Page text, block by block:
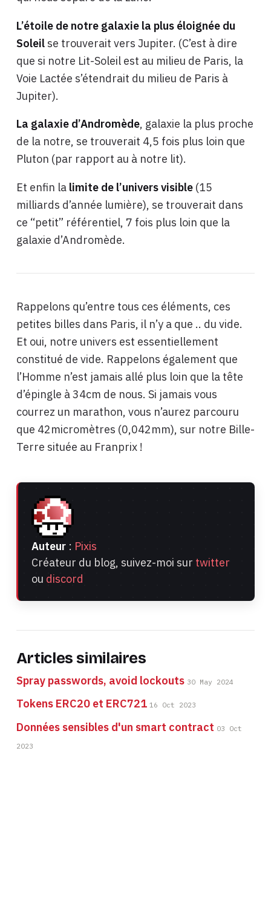
L’étoile de notre galaxie la plus éloignée du
Soleilse trouverait vers Jupiter. (C’est à dire
que si notre Lit-Soleil est au milieu de Paris, la
Voie Lactée s’étendrait du milieu de Paris à
Jupiter).
La galaxie d’Andromède, galaxie la plus proche
de la notre, se trouverait 4,5 fois plus loin que
Pluton (par rapport au à notre lit).
Et enfin la limite de l’univers visible(15
milliards d’année lumière), se trouverait dans
ce “petit” référentiel, 7 fois plus loin que la
galaxie d’Andromède.
Rappelons qu’entre tous ces éléments, ces
petites billes dans Paris, il n’y a que .. du vide.
Et oui, notre univers est essentiellement
constitué de vide. Rappelons également que
l’Homme n’est jamais allé plus loin que la tête
d’épingle à 34cm de nous. Si jamais vous
courrez un marathon, vous n’aurez parcouru
que 42micromètres (0,042mm), sur notre Bille-
Terre située au Franprix !
Auteur : Pixis
Créateur du blog, suivez-moi sur twitter
ou discord
Articles similaires
Spray passwords, avoid lockouts 30 May 2024
Tokens ERC20 et ERC721 16 Oct 2023
Données sensibles d'un smart contract 03 Oct
2023